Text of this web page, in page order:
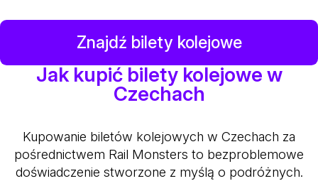
Znajdź bilety kolejowe
Jak kupić bilety kolejowe w
Czechach
Kupowanie biletów kolejowych w Czechach za
pośrednictwem Rail Monsters to bezproblemowe
doświadczenie stworzone z myślą o podróżnych.